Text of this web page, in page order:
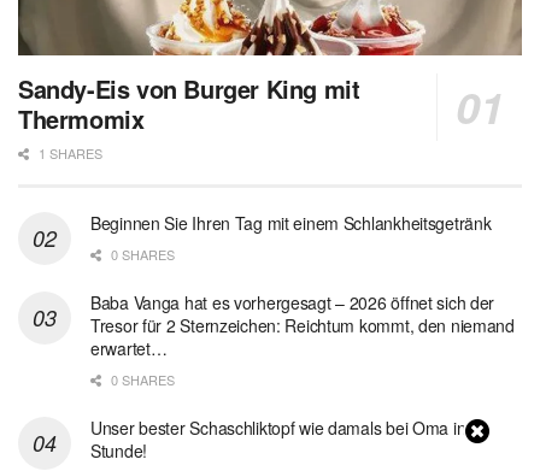
Sandy-Eis von Burger King mit
Thermomix
1 SHARES
Beginnen Sie Ihren Tag mit einem Schlankheitsgetränk
0 SHARES
Baba Vanga hat es vorhergesagt – 2026 öffnet sich der
Tresor für 2 Sternzeichen: Reichtum kommt, den niemand
erwartet…
0 SHARES
Unser bester Schaschliktopf wie damals bei Oma in 1
Stunde!